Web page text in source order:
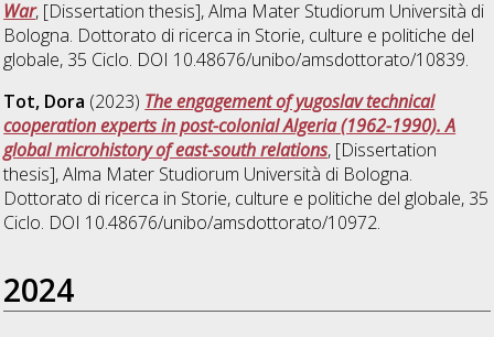
War, [Dissertation thesis], Alma Mater Studiorum Università di
Bologna. Dottorato di ricerca in Storie, culture e politiche del
globale, 35 Ciclo. DOI 10.48676/unibo/amsdottorato/10839.
Tot, Dora (2023) The engagement of yugoslav technical
cooperation experts in post-colonial Algeria (1962-1990). A
global microhistory of east-south relations, [Dissertation
thesis], Alma Mater Studiorum Università di Bologna.
Dottorato di ricerca in Storie, culture e politiche del globale, 35
Ciclo. DOI 10.48676/unibo/amsdottorato/10972.
2024